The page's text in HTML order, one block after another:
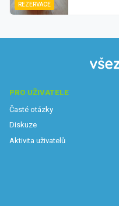
REZERVACE
PRO UŽIVATELE
Časté otázky
Diskuze
Aktivita uživatelů